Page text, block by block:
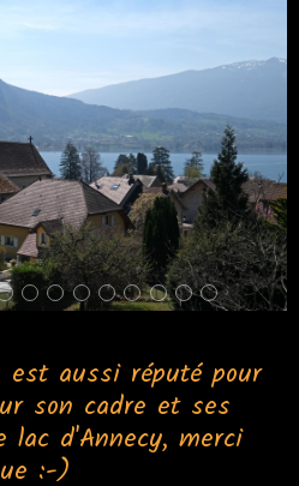
aussi réputé pour
son cadre et ses
lac d'Annecy, merci
:-)